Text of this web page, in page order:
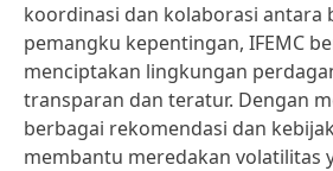
koordinasi dan kolaborasi antara
pemangku kepentingan, IFEMC
menciptakan lingkungan
transparan dan teratur. Dengan
berbagai rekomendasi dan
membantu meredakan volatilitas